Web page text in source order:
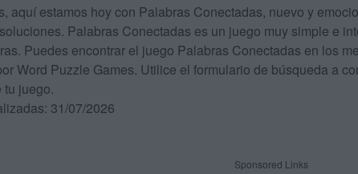
aquí estamos hoy con Palabras Conectadas, nuevo y
Palabras Conectadas es un juego muy simple e
Puedes encontrar el juego Palabras Conectadas en los
Word Puzzle Games. Utilice el formulario de búsqueda a
tu juego.
31/07/2026
Sponsored Links